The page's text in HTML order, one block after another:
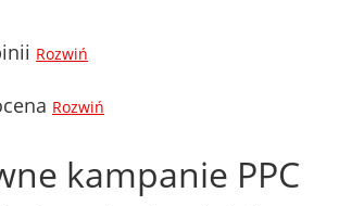
Rozwiń
Rozwiń
kampanie PPC